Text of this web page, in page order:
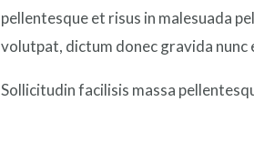
pellentesque et risus in malesuada
volutpat, dictum donec gravida nunc
Sollicitudin facilisis massa